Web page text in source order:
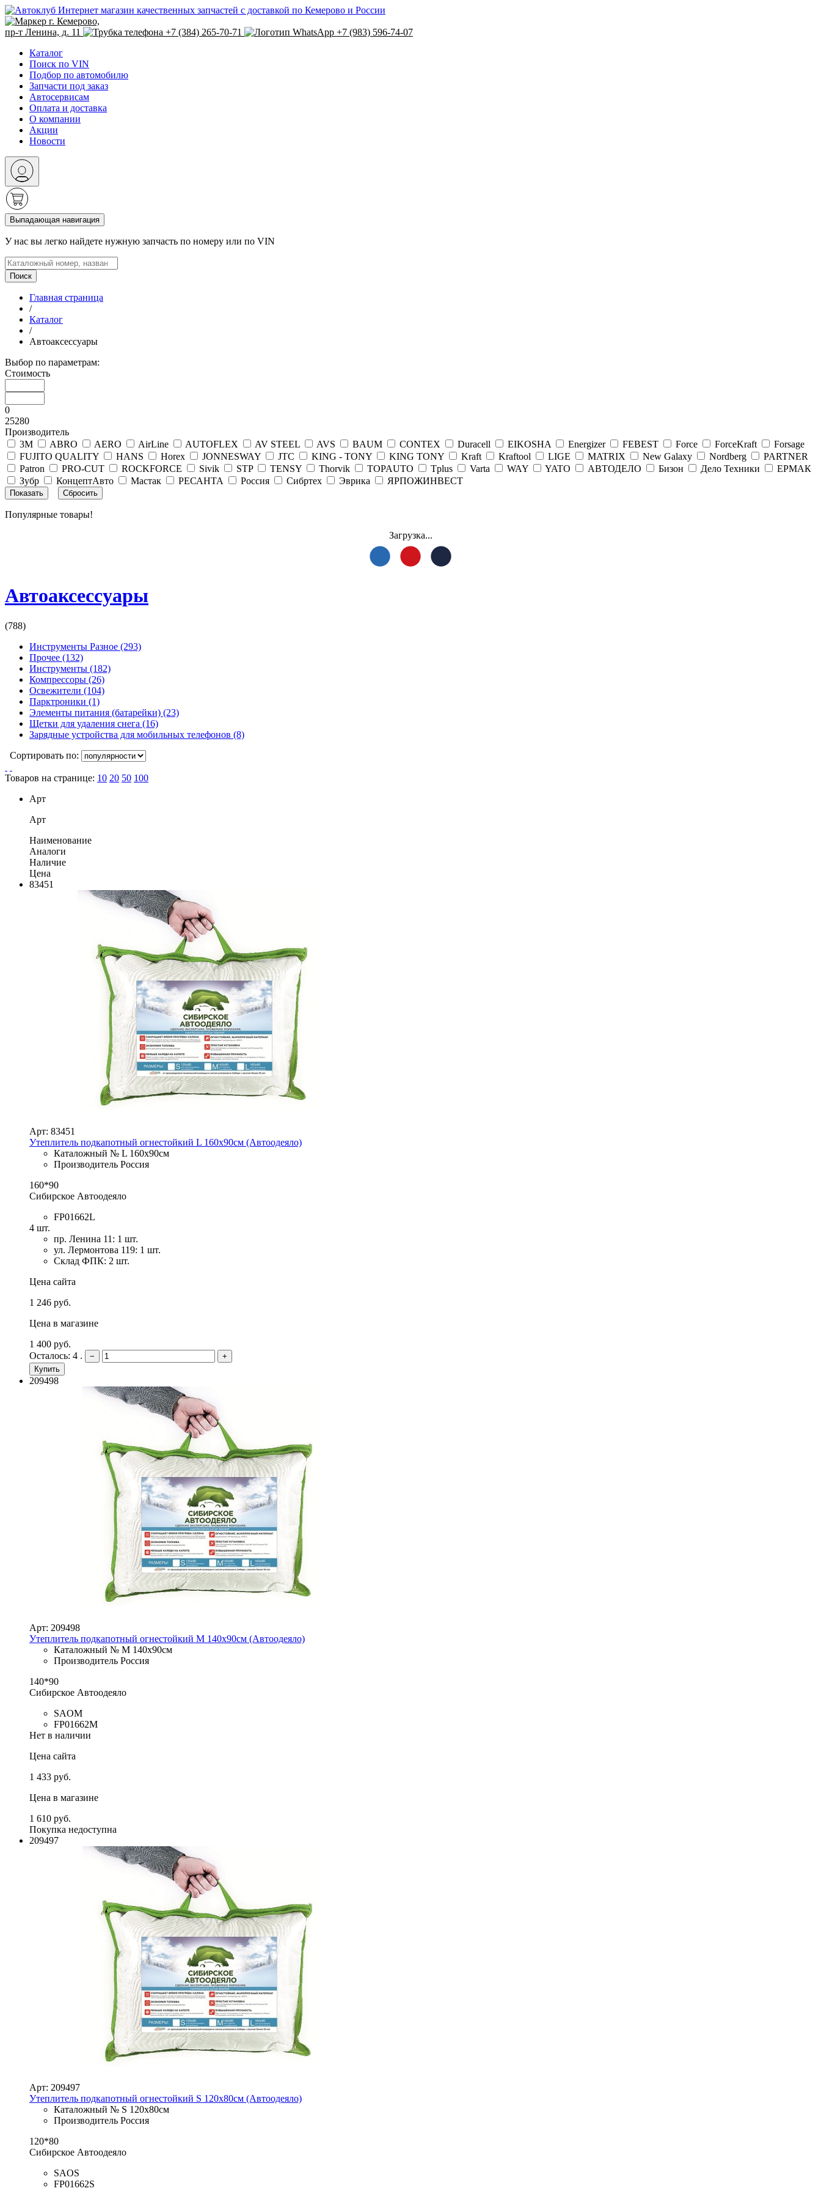
Интернет магазин качественных запчастей с доставкой по Кемерово и России
г. Кемерово,
пр-т Ленина, д. 11
+7 (384) 265-70-71
+7 (983) 596-74-07
Каталог
Поиск по VIN
Подбор по автомобилю
Запчасти под заказ
Автосервисам
Оплата и доставка
О компании
Акции
Новости
Выпадающая навигация
У нас вы легко найдете нужную запчасть по номеру или по VIN
Поиск
Главная страница
/
Каталог
/
Автоаксессуары
Выбор по параметрам:
Стоимость
0
25280
Производитель
3M
ABRO AERO AirLine AUTOFLEX AV STEEL AVS BAUM CONTEX Duracell EIKOSHA Energizer FEBEST Force ForceKraft
Forsage
FUJITO QUALITY
HANS Horex JONNESWAY JTC KING - TONY KING TONY Kraft Kraftool LIGE MATRIX New Galaxy Nordberg
PARTNER
Patron
PRO-CUT ROCKFORCE Sivik STP TENSY Thorvik TOPAUTO Tplus Varta WAY YATO АВТОДЕЛО Бизон Дело Техники
ЕРМАК
Зубр
КонцептАвто Мастак РЕСАНТА Россия Сибртех Эврика ЯРПОЖИНВЕСТ
Популярные товары!
Загрузка...
Автоаксессуары
(788)
Инструменты Разное (293)
Прочее (132)
Инструменты (182)
Компрессоры (26)
Освежители (104)
Парктроники (1)
Элементы питания (батарейки) (23)
Щетки для удаления снега (16)
Зарядные устройства для мобильных телефонов (8)
Сортировать по:
Товаров на странице: 10 20 50 100
Арт
Арт
Наименование
Аналоги
Наличие
Цена
83451
Арт: 83451
Утеплитель подкапотный огнестойкий L 160х90см (Автоодеяло)
Каталожный № L 160х90см
Производитель Россия
160*90
Сибирское Автоодеяло
FP01662L
4 шт.
пр. Ленина 11: 1 шт.
ул. Лермонтова 119: 1 шт.
Склад ФПК: 2 шт.
Цена сайта
1 246 руб.
Цена в магазине
1 400 руб.
Осталось: 4 .
−
+
Купить
209498
Арт: 209498
Утеплитель подкапотный огнестойкий M 140х90см (Автоодеяло)
Каталожный № M 140х90см
Производитель Россия
140*90
Сибирское Автоодеяло
SAOM
FP01662M
Нет в наличии
Цена сайта
1 433 руб.
Цена в магазине
1 610 руб.
Покупка недоступна
209497
Арт: 209497
Утеплитель подкапотный огнестойкий S 120х80см (Автоодеяло)
Каталожный № S 120х80см
Производитель Россия
120*80
Сибирское Автоодеяло
SAOS
FP01662S